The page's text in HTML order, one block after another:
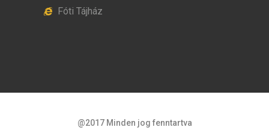
Fóti Tájház
@2017 Minden jog fenntartva